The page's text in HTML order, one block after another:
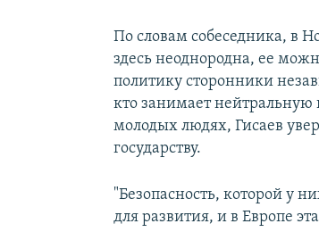
По словам собеседника, в
здесь неоднородна, ее
политику сторонники
кто занимает нейтральную
молодых людях, Гисаев
государству.
"Безопасность, которой у
для развития, и в Европе